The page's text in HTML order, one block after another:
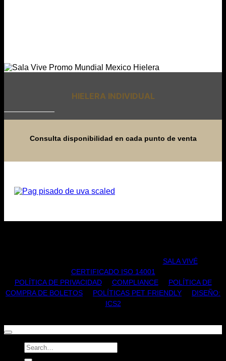
HIELERA INDIVIDUAL
Consulta disponibilidad en cada punto de venta
SALA VIVÉ|
CERTIFICADO ISO 14001
POLÍTICA DE PRIVACIDAD| COMPLIANCE| POLÍTICA DE
COMPRA DE BOLETOS
POLÍTICAS PET FRIENDLY
DISEÑO:
ICS2